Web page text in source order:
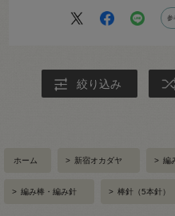
参
絞り込み
ホーム > 新宿オカダヤ > 編
> 編み棒・編み針 > 棒針（5本針）